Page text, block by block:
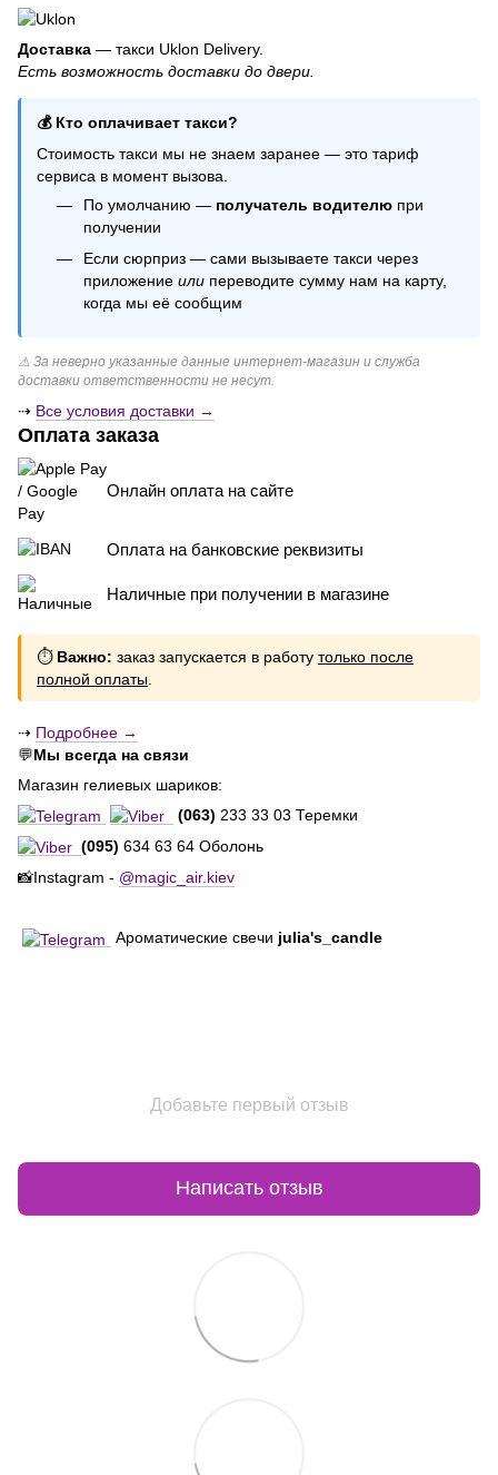
Праздничная одноразовая посуда
Хлопушка
Восковые свечи купить киев
Свечи с запахом
Латексные шарики
Шарики из фольги
Шарики для мужчин
Доставка — такси Uklon Delivery.
Есть возможность доставки до двери.
💰 Кто оплачивает такси?
Стоимость такси мы не знаем заранее — это тариф
сервиса в момент вызова.
По умолчанию — получатель водителю при
получении
Если сюрприз — сами вызываете такси через
приложение или переводите сумму нам на карту,
когда мы её сообщим
⚠ За неверно указанные данные интернет-магазин и служба
доставки ответственности не несут.
⇢ Все условия доставки →
Оплата заказа
Онлайн оплата на сайте
Оплата на банковские реквизиты
Наличные при получении в магазине
⏱ Важно: заказ запускается в работу только после
полной оплаты
⇢ Подробнее →
💬Мы всегда на связи
Магазин гелиевых шариков:
(063) 233 33 03 Теремки
(095) 634 63 64 Оболонь
📸Instagram - @magic_air.kiev
Ароматические свечи julia's_candle
Добавьте первый отзыв
Написать отзыв